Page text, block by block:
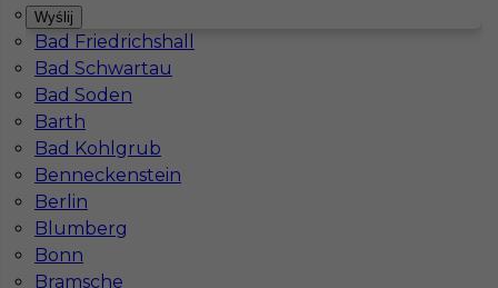
Bad Dürrenberg
Bad Friedrichshall
Bad Schwartau
Bad Soden
Barth
Bad Kohlgrub
Benneckenstein
Berlin
Blumberg
Bonn
Bramsche
Praca dociepleniowiec w Niemczech - bez
języka
Kategoria
Lokalizacja
Wyślij